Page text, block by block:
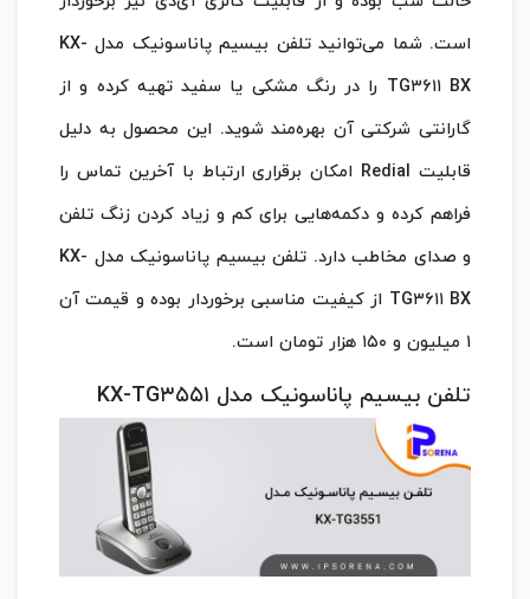
است. شما می‌توانید تلفن بیسیم پاناسونیک مدل KX-
TG۳۶۱۱ BX را در رنگ مشکی یا سفید تهیه کرده و از
گارانتی شرکتی آن بهره‌مند شوید. این محصول به دلیل
قابلیت Redial امکان برقراری ارتباط با آخرین تماس را
فراهم کرده و دکمه‌هایی برای کم و زیاد کردن زنگ تلفن
و صدای مخاطب دارد. تلفن بیسیم پاناسونیک مدل KX-
TG۳۶۱۱ BX از کیفیت مناسبی برخوردار بوده و قیمت آن
۱ میلیون و ۱۵۰ هزار تومان است.
تلفن بیسیم پاناسونیک مدل KX-TG۳۵۵۱